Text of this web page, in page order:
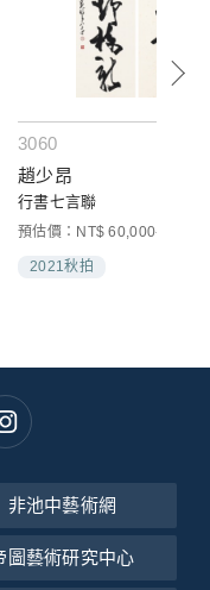
3060
趙少昂
行書七言聯
預估價：NT$ 60,000-
2021秋拍
非池中藝術網
圖藝術研究中心